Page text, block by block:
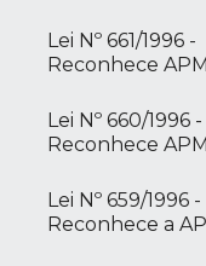
Lei Nº 661/1996 -
Reconhece
Lei Nº 660/1996 -
Reconhece
Lei Nº 659/1996 -
Reconhece a